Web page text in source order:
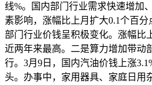
线%。国内部门行业需求快速增加
素影响，涨幅比上月扩大0.1个百分
部门行业价钱呈积极变化。涨幅比
近两年来最高。二是算力增加带动
行。3月9日，国内汽油价钱上涨
头。办事中，家用器具、家庭日用